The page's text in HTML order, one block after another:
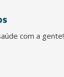
com a gente!